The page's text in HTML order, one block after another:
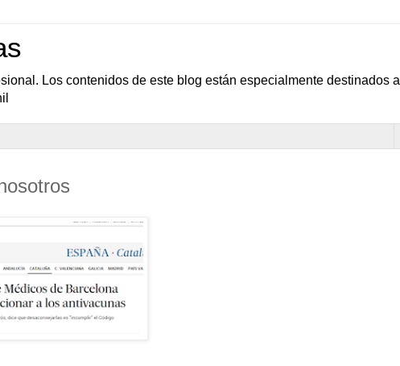
Los contenidos de este blog están especialmente destinados a